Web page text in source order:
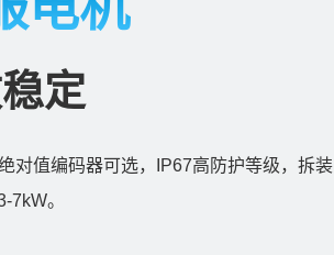
定
对值编码器可选，IP67高防护等级，拆装
。